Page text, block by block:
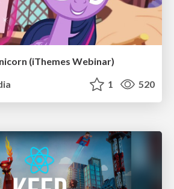
(iThemes Webinar)
1 520